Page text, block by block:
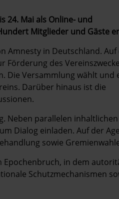
24. Mai als Online- und
Mitglieder und Gäste
Amnesty in Deutschland. Auf
Förderung des
Die Versammlung wählt und
Darüber hinaus ist die
Neben parallelen inhaltlichen
Dialog einladen. Auf der
sowie
in dem
Schutzmechanismen